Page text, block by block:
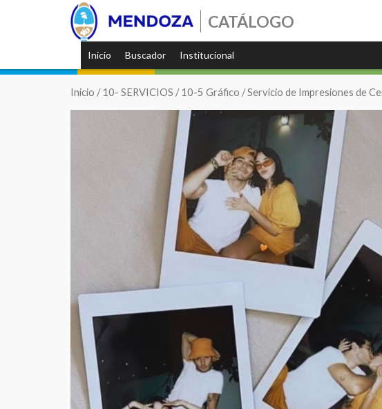
CATÁLOGO
Inicio Buscador Institucional
Inicio /10- SERVICIOS /10-5 Gráfico / Servicio de Impresiones de